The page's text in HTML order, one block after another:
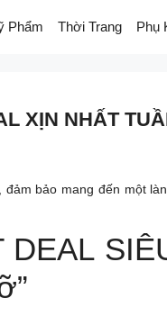
Phẩm Thời Trang Phụ
XỊN NHẤT
bảo mang đến một